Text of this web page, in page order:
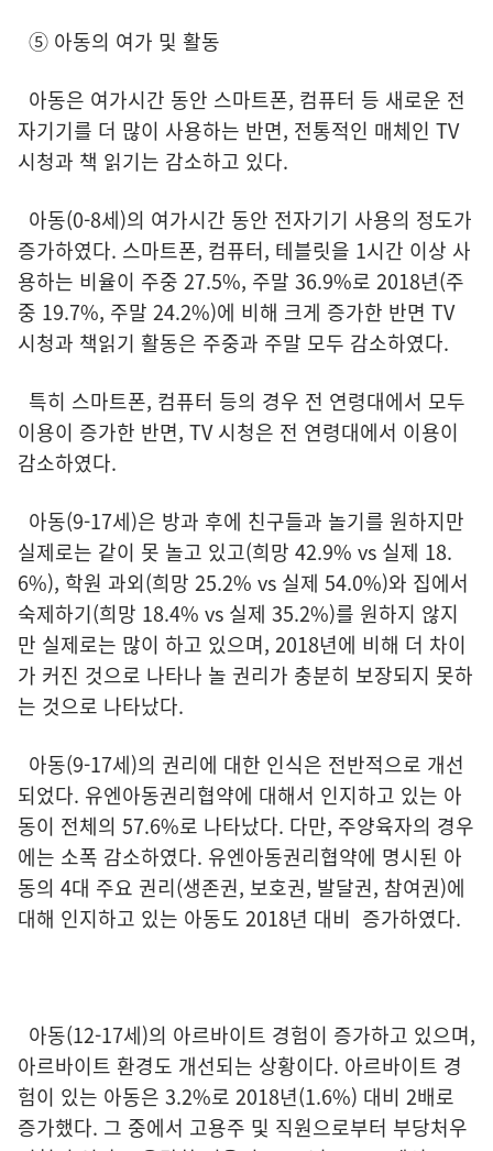
⑤ 아동의 여가 및 활동
아동은 여가시간 동안 스마트폰, 컴퓨터 등 새로운 전
자기기를 더 많이 사용하는 반면, 전통적인 매체인 TV
시청과 책 읽기는 감소하고 있다.
아동(0-8세)의 여가시간 동안 전자기기 사용의 정도가
증가하였다. 스마트폰, 컴퓨터, 테블릿을 1시간 이상 사
용하는 비율이 주중 27.5%, 주말 36.9%로 2018년(주
중 19.7%, 주말 24.2%)에 비해 크게 증가한 반면 TV
시청과 책읽기 활동은 주중과 주말 모두 감소하였다.
특히 스마트폰, 컴퓨터 등의 경우 전 연령대에서 모두
이용이 증가한 반면, TV 시청은 전 연령대에서 이용이
감소하였다.
아동(9-17세)은 방과 후에 친구들과 놀기를 원하지만
실제로는 같이 못 놀고 있고(희망 42.9% vs 실제 18.
6%), 학원 과외(희망 25.2% vs 실제 54.0%)와 집에서
숙제하기(희망 18.4% vs 실제 35.2%)를 원하지 않지
만 실제로는 많이 하고 있으며, 2018년에 비해 더 차이
가 커진 것으로 나타나 놀 권리가 충분히 보장되지 못하
는 것으로 나타났다.
아동(9-17세)의 권리에 대한 인식은 전반적으로 개선
되었다. 유엔아동권리협약에 대해서 인지하고 있는 아
동이 전체의 57.6%로 나타났다. 다만, 주양육자의 경우
에는 소폭 감소하였다. 유엔아동권리협약에 명시된 아
동의 4대 주요 권리(생존권, 보호권, 발달권, 참여권)에
대해 인지하고 있는 아동도 2018년 대비 증가하였다.
아동(12-17세)의 아르바이트 경험이 증가하고 있으며,
아르바이트 환경도 개선되는 상황이다. 아르바이트 경
험이 있는 아동은 3.2%로 2018년(1.6%) 대비 2배로
증가했다. 그 중에서 고용주 및 직원으로부터 부당처우